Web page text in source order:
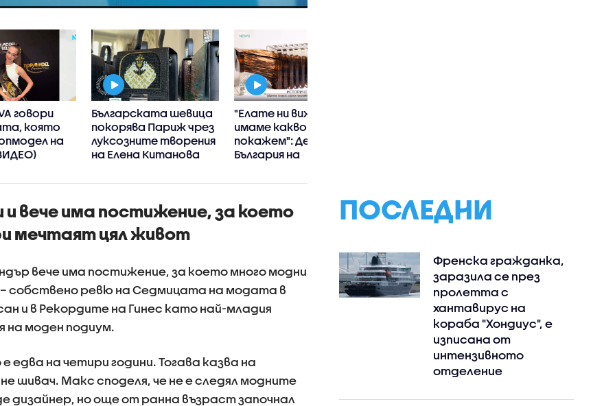
говори
която
на
Българската шевица
покорява Париж чрез
луксозните творения
на Елена Китанова
"Елате ни вижте,
имаме какво да
покажем": Дебют на
България на
дизайна в Милано
и вече има постижение, за което
мечтаят цял живот
вече има постижение, за което много модни
собствено ревю на Седмицата на модата в
и в Рекордите на Гинес като най-младия
на моден подиум.
едва на четири години. Тогава казва на
шивач. Макс споделя, че не е следял модните
дизайнер, но още от ранна възраст започнал
ПОСЛЕДНИ
Френска гражданка,
заразила се през
пролетта с
хантавирус на
кораба "Хондиус", е
изписана от
интензивното
отделение